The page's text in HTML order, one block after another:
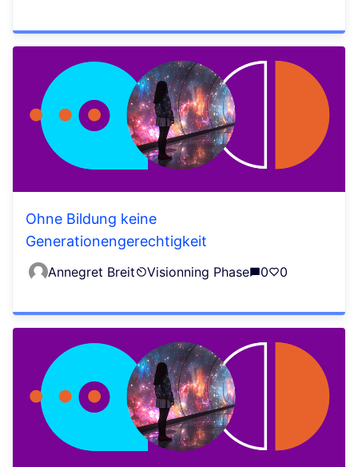
Ohne Bildung keine
Generationengerechtigkeit
Annegret Breit Visionning Phase 0 0